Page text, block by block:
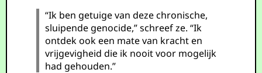
“Ik ben getuige van deze chronische,
sluipende genocide,” schreef ze. “Ik
ontdek ook een mate van kracht en
vrijgevigheid die ik nooit voor mogelijk
had gehouden.”